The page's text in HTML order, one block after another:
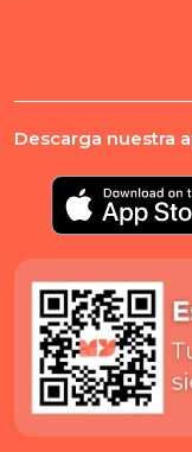
Descarga nuestra